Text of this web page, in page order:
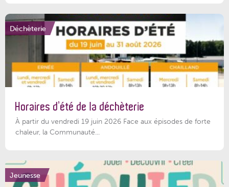
Déchèterie
Horaires d’été de la déchèterie
À partir du vendredi 19 juin 2026 Face aux épisodes de forte
chaleur, la Communauté...
Jeunesse